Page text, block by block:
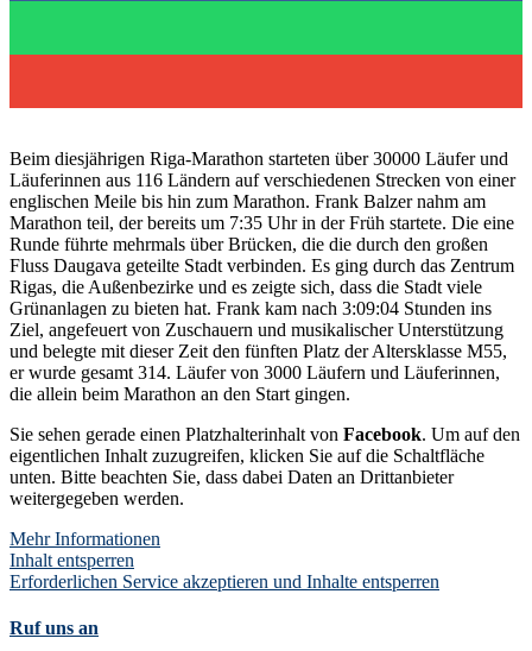
Beim diesjährigen Riga-Marathon starteten über 30000 Läufer und
Läuferinnen aus 116 Ländern auf verschiedenen Strecken von einer
englischen Meile bis hin zum Marathon. Frank Balzer nahm am
Marathon teil, der bereits um 7:35 Uhr in der Früh startete. Die eine
Runde führte mehrmals über Brücken, die die durch den großen
Fluss Daugava geteilte Stadt verbinden. Es ging durch das Zentrum
Rigas, die Außenbezirke und es zeigte sich, dass die Stadt viele
Grünanlagen zu bieten hat. Frank kam nach 3:09:04 Stunden ins
Ziel, angefeuert von Zuschauern und musikalischer Unterstützung
und belegte mit dieser Zeit den fünften Platz der Altersklasse M55,
er wurde gesamt 314. Läufer von 3000 Läufern und Läuferinnen,
die allein beim Marathon an den Start gingen.
Sie sehen gerade einen Platzhalterinhalt von Facebook. Um auf den
eigentlichen Inhalt zuzugreifen, klicken Sie auf die Schaltfläche
unten. Bitte beachten Sie, dass dabei Daten an Drittanbieter
weitergegeben werden.
Mehr Informationen
Inhalt entsperren
Erforderlichen Service akzeptieren und Inhalte entsperren
Ruf uns an